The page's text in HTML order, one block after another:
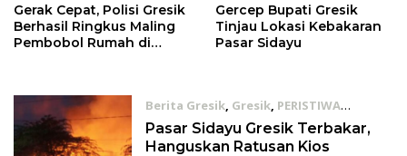
Gerak Cepat, Polisi Gresik
Berhasil Ringkus Maling
Pembobol Rumah di
Gercep Bupati Gresik
Tinjau Lokasi Kebakaran
Pasar Sidayu
Berita Gresik, Gresik, PERISTIWA
30/01/2022
Pasar Sidayu Gresik Terbakar,
Hanguskan Ratusan Kios